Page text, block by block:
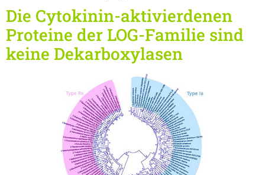
Die Cytokinin-aktivierdenen
Proteine der LOG-Familie sind
keine Dekarboxylasen